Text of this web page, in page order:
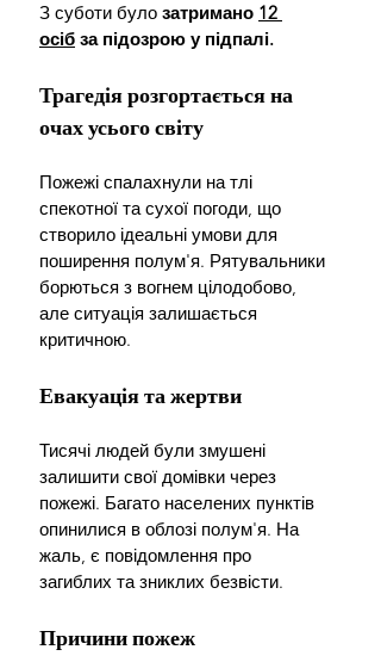
З суботи було затримано 12
осіб за підозрою у підпалі.
Трагедія розгортається на
очах усього світу
Пожежі спалахнули на тлі
спекотної та сухої погоди, що
створило ідеальні умови для
поширення полум'я. Рятувальники
борються з вогнем цілодобово,
але ситуація залишається
критичною.
Евакуація та жертви
Тисячі людей були змушені
залишити свої домівки через
пожежі. Багато населених пунктів
опинилися в облозі полум'я. На
жаль, є повідомлення про
загиблих та зниклих безвісти.
Причини пожеж